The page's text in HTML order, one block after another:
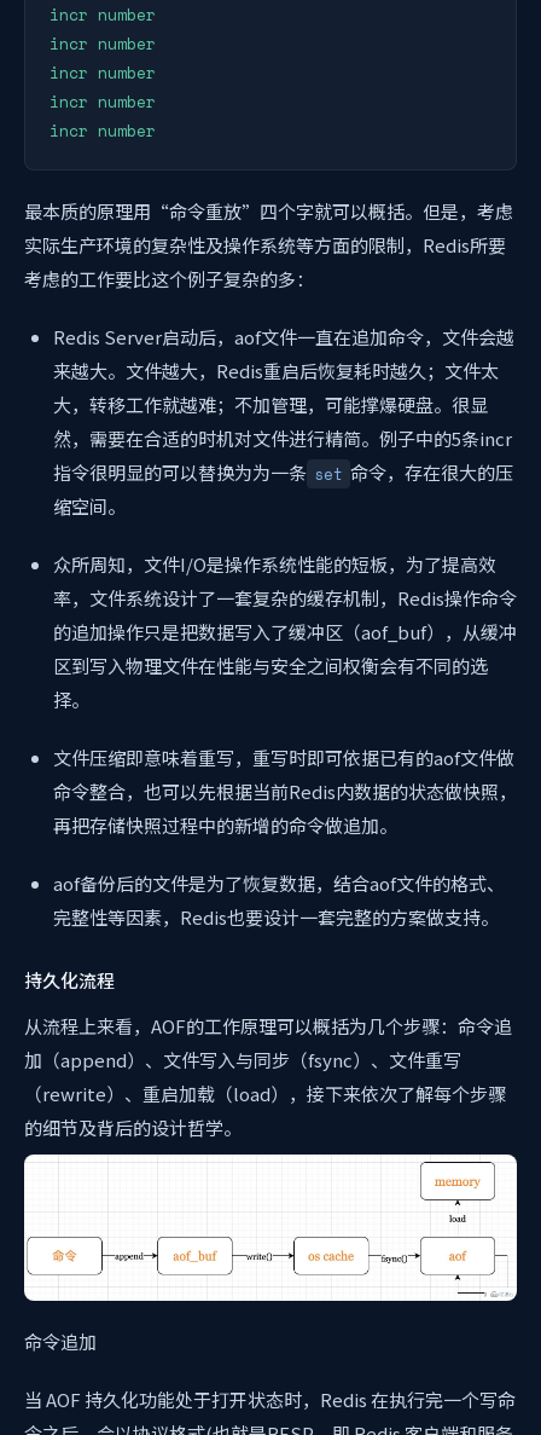
incr number
incr number
incr number
incr number
incr number
最本质的原理用“命令重放”四个字就可以概括。但是，考虑
实际生产环境的复杂性及操作系统等方面的限制，Redis所要
考虑的工作要比这个例子复杂的多：
Redis Server启动后，aof文件一直在追加命令，文件会越
来越大。文件越大，Redis重启后恢复耗时越久；文件太
大，转移工作就越难；不加管理，可能撑爆硬盘。很显
然，需要在合适的时机对文件进行精简。例子中的5条incr
指令很明显的可以替换为为一条 set 命令，存在很大的压
缩空间。
众所周知，文件I/O是操作系统性能的短板，为了提高效
率，文件系统设计了一套复杂的缓存机制，Redis操作命令
的追加操作只是把数据写入了缓冲区（aof_buf），从缓冲
区到写入物理文件在性能与安全之间权衡会有不同的选
择。
文件压缩即意味着重写，重写时即可依据已有的aof文件做
命令整合，也可以先根据当前Redis内数据的状态做快照，
再把存储快照过程中的新增的命令做追加。
aof备份后的文件是为了恢复数据，结合aof文件的格式、
完整性等因素，Redis也要设计一套完整的方案做支持。
持久化流程
从流程上来看，AOF的工作原理可以概括为几个步骤：命令追
加（append）、文件写入与同步（fsync）、文件重写
（rewrite）、重启加载（load），接下来依次了解每个步骤
的细节及背后的设计哲学。
命令追加
当 AOF 持久化功能处于打开状态时，Redis 在执行完一个写命